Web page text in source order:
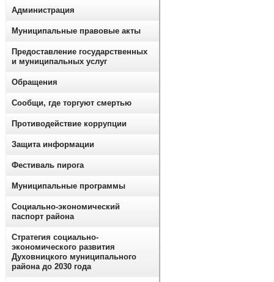
Администрация
Муниципальные правовые акты
Предоставление государственных
и муниципальных услуг
Обращения
Сообщи, где торгуют смертью
Противодействие коррупции
Защита информации
Фестиваль пирога
Муниципальные программы
Социально-экономический
паспорт района
Стратегия социально-
экономического развития
Духовницкого муниципального
района до 2030 года